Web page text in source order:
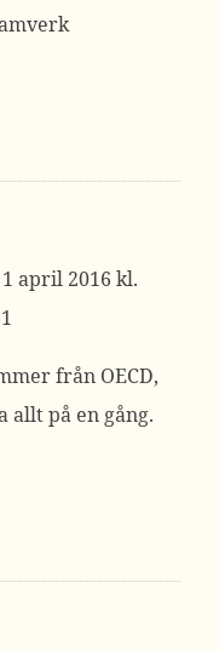
1 april 2016 kl.
från OECD,
allt på en gång.